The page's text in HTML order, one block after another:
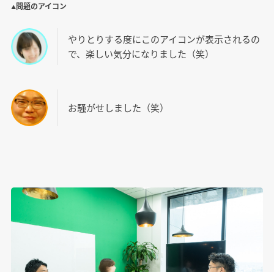
▲問題のアイコン
やりとりする度にこのアイコンが表示されるの
で、楽しい気分になりました（笑）
お騒がせしました（笑）